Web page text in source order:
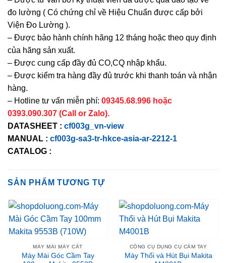
đo lường ( Có chứng chỉ về Hiệu Chuẩn được cấp bởi
Viện Đo Lường ).
– Được bảo hành chính hãng 12 tháng hoặc theo quy định
của hãng sản xuất.
– Được cung cấp đầy đủ CO,CQ nhập khẩu.
– Được kiểm tra hàng đầy đủ trước khi thanh toán và nhận
hàng.
– Hotline tư vấn miễn phí: 09345.68.996 hoặc
0393.090.307 (Call or Zalo).
DATASHEET : cf003g_vn-view
MANUAL : cf003g-sa3-tr-hkce-asia-ar-2212-1
CATALOG :
SẢN PHẨM TƯƠNG TỰ
MÁY MÀI MÁY CẮT
Máy Mài Góc Cầm Tay
CÔNG CỤ DỤNG CỤ CẦM TAY
Máy Thổi và Hút Bụi Makita